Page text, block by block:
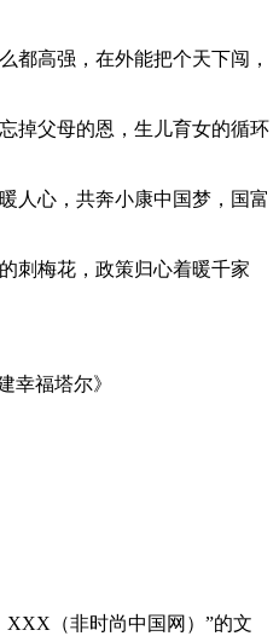
都高强，在外能把个天下闯，
掉父母的恩，生儿育女的循环
人心，共奔小康中国梦，国富
刺梅花，政策归心着暖千家
幸福塔尔》
XXX（非时尚中国网）”的文